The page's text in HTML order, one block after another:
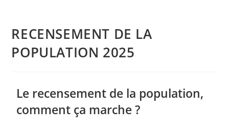
RECENSEMENT DE LA
POPULATION 2025
Le recensement de la population,
comment ça marche ?